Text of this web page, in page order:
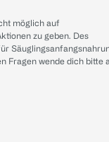
möglich auf
zu geben. Des
Fragen wende dich bitte